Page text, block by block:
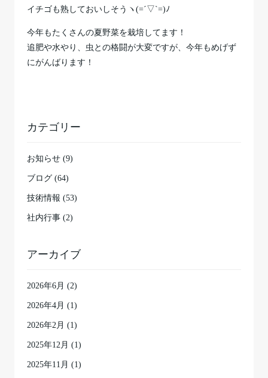
イチゴも熟しておいしそうヽ(=´▽`=)ﾉ
今年もたくさんの夏野菜を栽培してます！
追肥や水やり、虫との格闘が大変ですが、今年もめげず
にがんばります！
カテゴリー
お知らせ (9)
ブログ (64)
技術情報 (53)
社内行事 (2)
アーカイブ
2026年6月 (2)
2026年4月 (1)
2026年2月 (1)
2025年12月 (1)
2025年11月 (1)